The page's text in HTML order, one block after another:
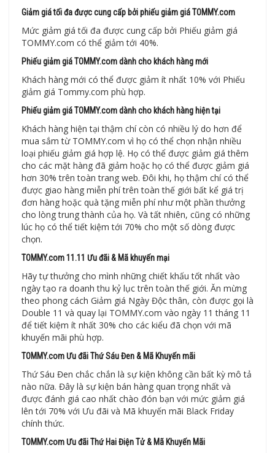
Giảm giá tối đa được cung cấp bởi phiếu giảm giá TOMMY.com
Mức giảm giá tối đa được cung cấp bởi Phiếu giảm giá
TOMMY.com có thể giảm tới 40%.
Phiếu giảm giá TOMMY.com dành cho khách hàng mới
Khách hàng mới có thể được giảm ít nhất 10% với Phiếu
giảm giá Tommy.com phù hợp.
Phiếu giảm giá TOMMY.com dành cho khách hàng hiện tại
Khách hàng hiện tại thậm chí còn có nhiều lý do hơn để
mua sắm từ TOMMY.com vì họ có thể chọn nhận nhiều
loại phiếu giảm giá hợp lệ. Họ có thể được giảm giá thêm
cho các mặt hàng đã giảm hoặc họ có thể được giảm giá
hơn 30% trên toàn trang web. Đôi khi, họ thậm chí có thể
được giao hàng miễn phí trên toàn thế giới bất kể giá trị
đơn hàng hoặc quà tặng miễn phí như một phần thưởng
cho lòng trung thành của họ. Và tất nhiên, cũng có những
lúc họ có thể tiết kiệm tới 70% cho một số dòng được
chọn.
TOMMY.com 11.11 Ưu đãi & Mã khuyến mại
Hãy tự thưởng cho mình những chiết khấu tốt nhất vào
ngày tạo ra doanh thu kỷ lục trên toàn thế giới. Ăn mừng
theo phong cách Giảm giá Ngày Độc thân, còn được gọi là
Double 11 và quay lại TOMMY.com vào ngày 11 tháng 11
để tiết kiệm ít nhất 30% cho các kiểu đã chọn với mã
khuyến mãi phù hợp.
TOMMY.com Ưu đãi Thứ Sáu Đen & Mã Khuyến mãi
Thứ Sáu Đen chắc chắn là sự kiện không cần bất kỳ mô tả
nào nữa. Đây là sự kiện bán hàng quan trọng nhất và
được đánh giá cao nhất chào đón bạn với mức giảm giá
lên tới 70% với Ưu đãi và Mã khuyến mãi Black Friday
chính thức.
TOMMY.com Ưu đãi Thứ Hai Điện Tử & Mã Khuyến Mãi